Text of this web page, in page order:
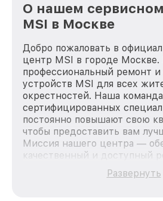
О нашем
MSI в Москве
Добро пожаловать в
центр MSI в городе
профессиональный ремонт
устройств MSI для всех
окрестностей. Наша
сертифицированных
постоянно повышают свою
чтобы предоставить вам
Миссия нашего центра —
качественный и доступный
каждого пользователя
зависимости от сложности
Развернуть